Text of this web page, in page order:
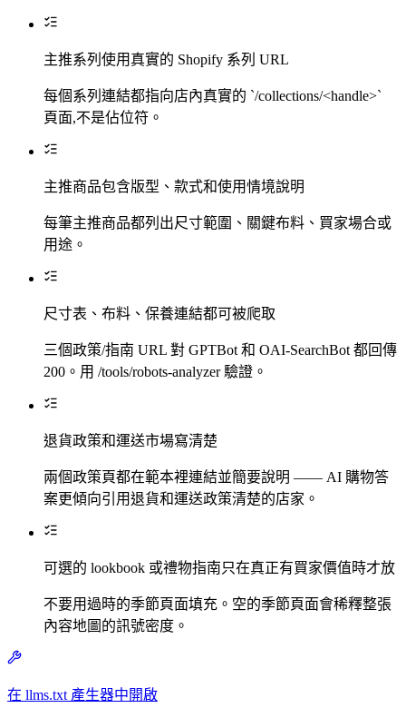
主推系列使用真實的 Shopify 系列 URL
每個系列連結都指向店內真實的 `/collections/<handle>`
頁面,不是佔位符。
主推商品包含版型、款式和使用情境說明
每筆主推商品都列出尺寸範圍、關鍵布料、買家場合或
用途。
尺寸表、布料、保養連結都可被爬取
三個政策/指南 URL 對 GPTBot 和 OAI-SearchBot 都回傳
200。用 /tools/robots-analyzer 驗證。
退貨政策和運送市場寫清楚
兩個政策頁都在範本裡連結並簡要說明 —— AI 購物答
案更傾向引用退貨和運送政策清楚的店家。
可選的 lookbook 或禮物指南只在真正有買家價值時才放
不要用過時的季節頁面填充。空的季節頁面會稀釋整張
內容地圖的訊號密度。
在 llms.txt 產生器中開啟